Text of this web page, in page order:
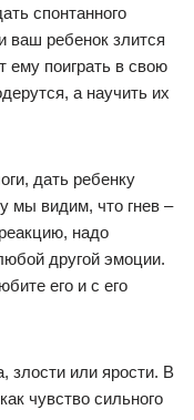
спонтанного
ваш ребенок злится
ему поиграть в свою
а научить их
дать ребенку
мы видим, что гнев –
надо
другой эмоции.
его и с его
злости или ярости. В
чувство сильного